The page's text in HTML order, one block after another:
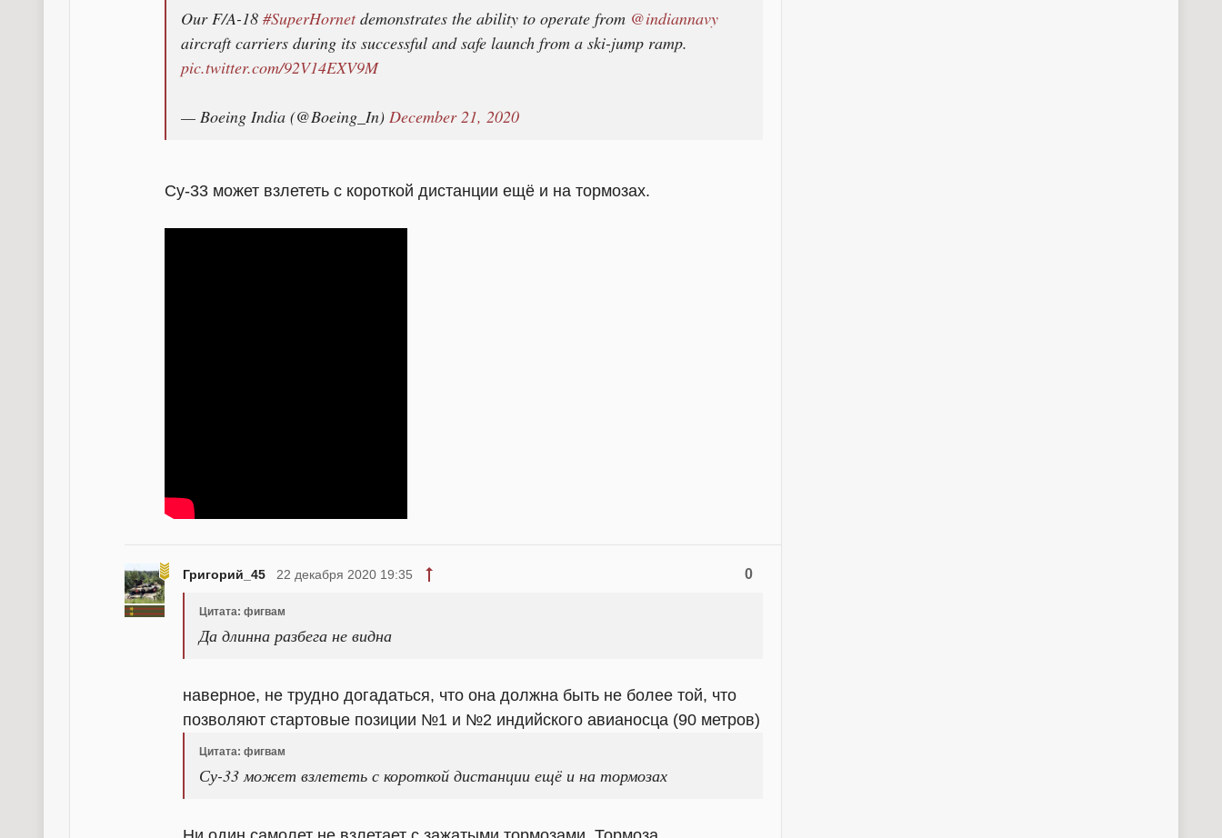
Our F/A-18 #SuperHornetdemonstrates the ability to operate from @indiannavy
aircraft carriers during its successful and safe launch from a ski-jump ramp.
pic.twitter.com/92V14EXV9M
— Boeing India (@Boeing_In) December 21, 2020
Су-33 может взлететь с короткой дистанции ещё и на тормозах.
Григорий_45 0
22 декабря 2020 19:35
Цитата: фигвам
Да длинна разбега не видна
наверное, не трудно догадаться, что она должна быть не более той, что
позволяют стартовые позиции №1 и №2 индийского авианосца (90 метров)
Цитата: фигвам
Су-33 может взлететь с короткой дистанции ещё и на тормозах